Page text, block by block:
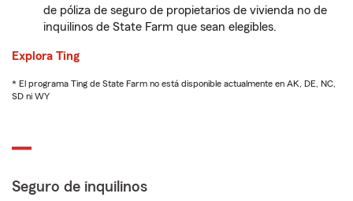
de póliza de seguro de propietarios de vivienda no de
inquilinos de State Farm que sean elegibles.
Explora Ting
* El programa Ting de State Farm no está disponible actualmente en AK, DE, NC,
SD ni WY
Seguro de inquilinos